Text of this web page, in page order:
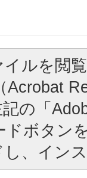
イルを閲
Acrobat
の「
ドボタン
、イン